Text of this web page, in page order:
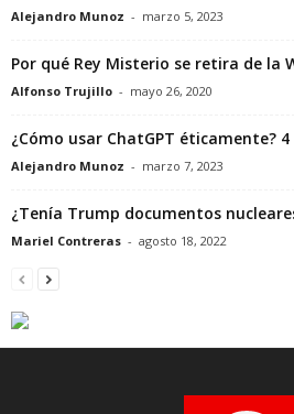
Alejandro Munoz - marzo 5, 2023
Por qué Rey Misterio se retira de la
Alfonso Trujillo - mayo 26, 2020
¿Cómo usar ChatGPT éticamente? 4
Alejandro Munoz - marzo 7, 2023
¿Tenía Trump documentos
Mariel Contreras - agosto 18, 2022